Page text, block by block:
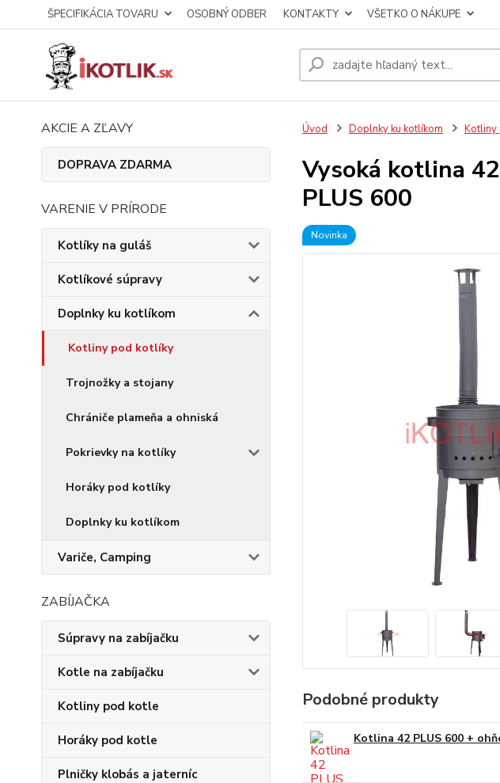
ŠPECIFIKÁCIA TOVARU OSOBNÝ ODBER KONTAKTY VŠETKO O NÁKUPE
AKCIE A ZĽAVY
DOPRAVA ZDARMA
VARENIE V PRÍRODE
Kotlíky na guláš
Kotlíkové súpravy
Doplnky ku kotlíkom
Kotliny pod kotlíky
Trojnožky a stojany
Chrániče plameňa a ohniská
Pokrievky na kotlíky
Horáky pod kotlíky
Doplnky ku kotlíkom
Variče, Camping
ZABÍJAČKA
Súpravy na zabíjačku
Kotle na zabíjačku
Kotliny pod kotle
Horáky pod kotle
Plničky klobás a jaterníc
Úvod Doplnky ku kotlíkom Kotliny
Vysoká kotlina
PLUS 600
Novinka
Podobné produkty
Kotlina 42 PLUS 600 +